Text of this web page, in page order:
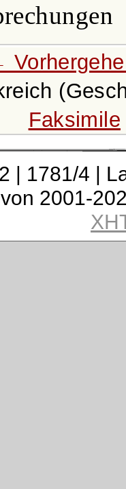
Faksimile
| 1781/4 |
2001-